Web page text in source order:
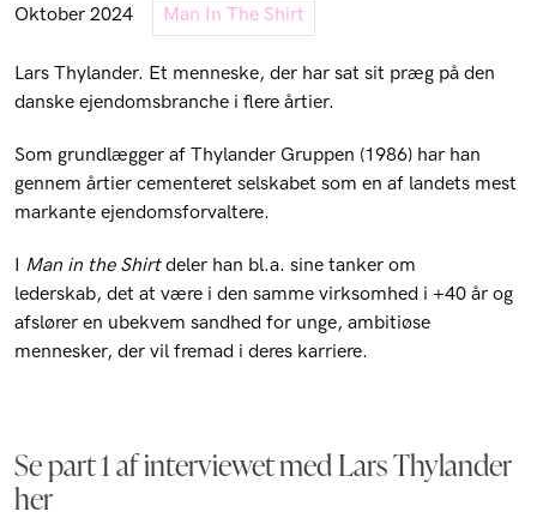
Oktober 2024 Man In The Shirt
Lars Thylander. Et menneske, der har sat sit præg på den
danske ejendomsbranche i flere årtier.
Som grundlægger af Thylander Gruppen (1986) har han
gennem årtier cementeret selskabet som en af landets mest
markante ejendomsforvaltere.
I Man in the Shirtdeler han bl.a. sine tanker om
lederskab, det at være i den samme virksomhed i +40 år og
afslører en ubekvem sandhed for unge, ambitiøse
mennesker, der vil fremad i deres karriere.
Se part 1 af interviewet med Lars Thylander
her